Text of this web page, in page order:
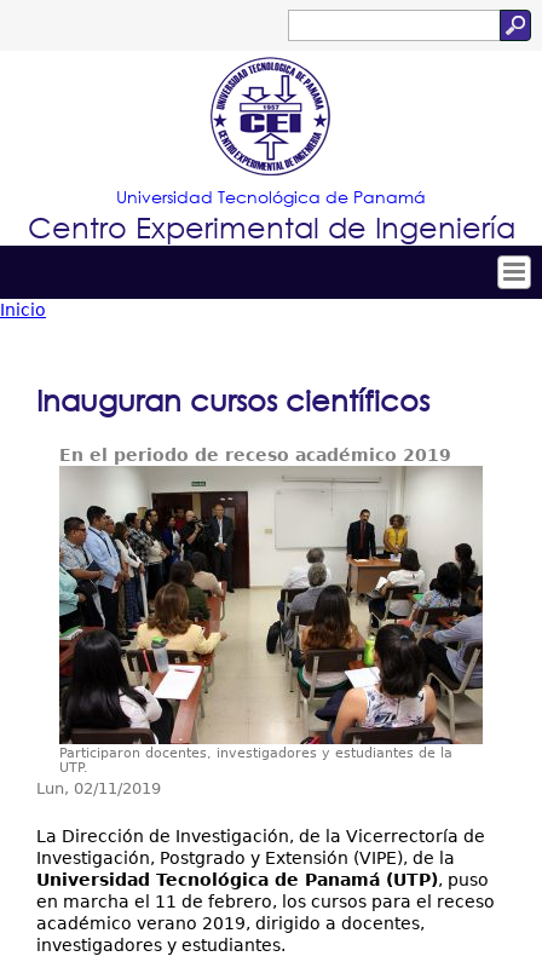
Jump to navigation
Formulario
de
búsqueda
Universidad Tecnológica de Panamá
Centro Experimental de Ingeniería
Tropical
Principal
Personal
Proyectos de Investigación
Producción Científica
Laboratorios
Contáctenos
está
Inicio
Inauguran cursos científicos
En el periodo de receso académico 2019
Participaron docentes, investigadores y estudiantes de la
UTP.
Lun, 02/11/2019
La Dirección de Investigación, de la Vicerrectoría de
Investigación, Postgrado y Extensión (VIPE), de la
Universidad Tecnológica de Panamá (UTP), puso
en marcha el 11 de febrero, los cursos para el receso
académico verano 2019, dirigido a docentes,
investigadores y estudiantes.